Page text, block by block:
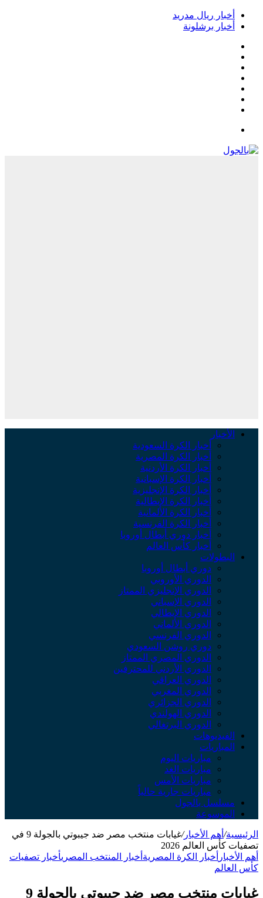
أخبار ريال مدريد
أخبار برشلونة
الأخبار
أخبار الكرة السعودية
أخبار الكرة المصرية
أخبار الكرة الأردنية
أخبار الكرة الإسبانية
أخبار الكرة الإنجليزية
أخبار الكرة الإيطالية
أخبار الكرة الألمانية
أخبار الكرة الفرنسية
أخبار دوري أبطال أوروبا
أخبار كأس العالم
البطولات
دوري أبطال أوروبا
الدوري الأوروبي
الدوري الإنجليزي الممتاز
الدوري الإسباني
الدوري الإيطالي
الدوري الألماني
الدوري الفرنسي
دوري روشن السعودي
الدوري المصري الممتاز
الدوري الأردني للمحترفين
الدوري العراقي
الدوري المغربي
الدوري الجزائري
الدوري الهولندي
الدوري البرتغالي
الفيديوهات
المباريات
مباريات اليوم
مباريات الغد
مباريات الأمس
مباريات جارية حالياً
مسلسل بالجول
الموسوعة
الرئيسية/ أهم الأخبار/
غيابات منتخب مصر ضد جيبوتي بالجولة 9 في
تصفيات كأس العالم 2026
أهم الأخبار أخبار الكرة المصرية أخبار المنتخب المصريأخبار تصفيات
كأس العالم
غيابات منتخب مصر ضد جيبوتي بالجولة 9